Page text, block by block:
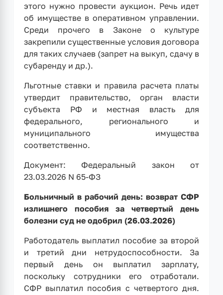
этого нужно провести аукцион. Речь идет
об имуществе в оперативном управлении.
Среди прочего в Законе о культуре
закрепили существенные условия договора
для таких случаев (запрет на выкуп, сдачу в
субаренду и др.).
Льготные ставки и правила расчета платы
утвердит правительство, орган власти
субъекта РФ и местная власть для
федерального, регионального и
муниципального имущества
соответственно.
Документ: Федеральный закон от
23.03.2026 N 65-ФЗ
Больничный в рабочий день: возврат СФР
излишнего пособия за четвертый день
болезни суд не одобрил (26.03.2026)
Работодатель выплатил пособие за второй
и третий дни нетрудоспособности. За
первый день он выплатил зарплату,
поскольку сотрудники его отработали.
СФР выплатил пособия с четвертого дня.